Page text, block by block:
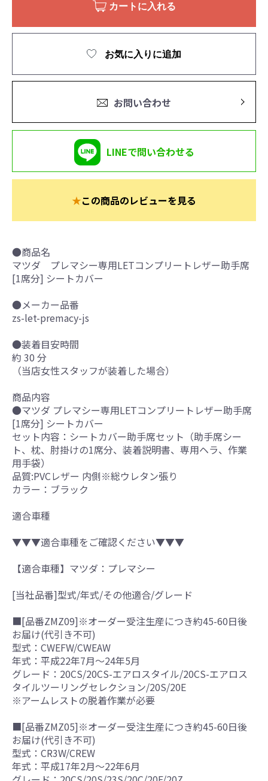
カートに入れる
お気に入りに追加
お問い合わせ
LINEで問い合わせる
★この商品のレビューを見る
●商品名
マツダ プレマシー専用LETコンプリートレザー助手席
[1席分] シートカバー
●メーカー品番
zs-let-premacy-js
●装着目安時間
約 30 分
（当店女性スタッフが装着した場合）
商品内容
●マツダ プレマシー専用LETコンプリートレザー助手席
[1席分] シートカバー
セット内容：シートカバー助手席セット（助手席シー
ト、枕、肘掛けの1席分、装着説明書、専用ヘラ、作業
用手袋）
品質:PVCレザー 内側※総ウレタン張り
カラー：ブラック
適合車種
▼▼▼適合車種をご確認ください▼▼▼
【適合車種】マツダ：プレマシー
[当社品番]型式/年式/その他適合/グレード
■[品番ZMZ09]※オーダー受注生産につき約45-60日後
お届け(代引き不可)
型式：CWEFW/CWEAW
年式：平成22年7月～24年5月
グレード：20CS/20CS-エアロスタイル/20CS-エアロス
タイルツーリングセレクション/20S/20E
※アームレストの脱着作業が必要
■[品番ZMZ05]※オーダー受注生産につき約45-60日後
お届け(代引き不可)
型式：CR3W/CREW
年式：平成17年2月～22年6月